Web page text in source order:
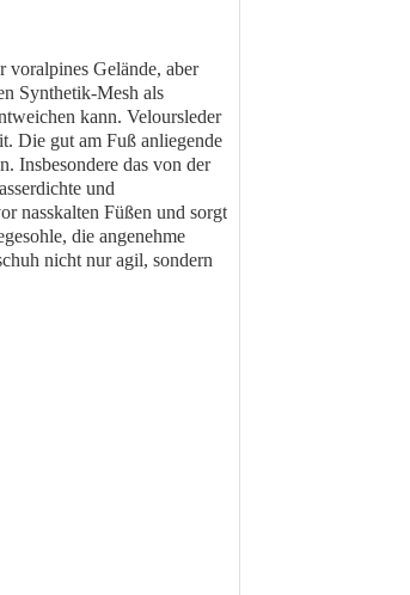
Gelände, aber
Synthetik-Mesh als
kann. Veloursleder
Die gut am Fuß anliegende
Insbesondere das von der
und
nasskalten Füßen und sorgt
die angenehme
nicht nur agil, sondern